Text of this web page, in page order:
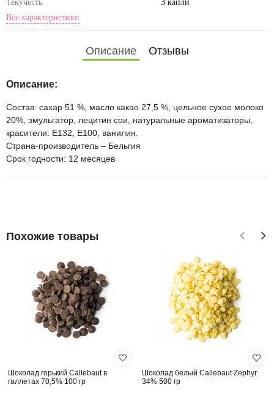
Текучесть
3 капли
Все характеристики
оевый лецитин; натуральны
Описание Отзывы
Описание:
Состав: сахар 51 %, масло какао 27,5 %, цельное сухое молоко
20%, эмульгатор, лецитин сои, натуральные ароматизаторы,
красители: Е132, Е100, ванилин.
Страна-производитель – Бельгия
Срок годности: 12 месяцев
Похожие товары
Шоколад горький Callebaut в
галлетах 70,5% 100 гр
Шоколад белый Callebaut Zephyr
34% 500 гр